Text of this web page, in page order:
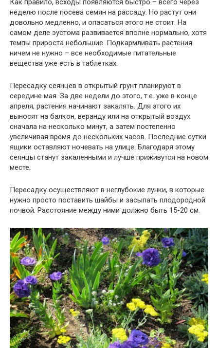
Как правило, всходы появляются быстро – всего через
неделю после посева семян на рассаду. Но растут они
довольно медленно, и опасаться этого не стоит. На
самом деле эустома развивается вполне нормально, хотя
темпы прироста небольшие. Подкармливать растения
ничем не нужно – все необходимые питательные
вещества уже есть в таблетках.
Пересадку сеянцев в открытый грунт планируют в
середине мая. За две недели до этого, т.е. уже в конце
апреля, растения начинают закалять. Для этого их
выносят на балкон, веранду или на открытый воздух
сначала на несколько минут, а затем постепенно
увеличивая время до нескольких часов. Последние сутки
ящики оставляют ночевать на улице. Благодаря этому
сеянцы станут закаленными и лучше приживутся на новом
месте.
Пересадку осуществляют в неглубокие лунки, в которые
нужно просто поставить шайбы и засыпать плодородной
почвой. Расстояние между ними должно быть 15-20 см.